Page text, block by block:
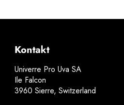
Kontakt
Univerre Pro Uva SA
Ile Falcon
3960 Sierre, Switzerland